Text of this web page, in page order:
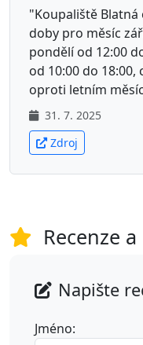
"Koupaliště
doby pro měsíc
pondělí od 12:00
od 10:00 do
oproti letním
31. 7. 2025
Zdroj
Recenze
Napište
Jméno: